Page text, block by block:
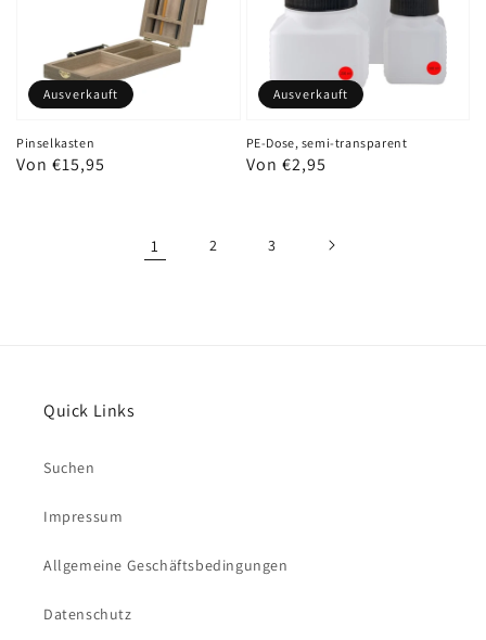
Pinselkasten
Normaler
Von €15,95
Ausverkauft
PE-Dose, semi-transparent
Normaler
Von €2,95
Ausverkauft
1 2 3
Quick Links
Suchen
Impressum
Allgemeine Geschäftsbedingungen
Datenschutz